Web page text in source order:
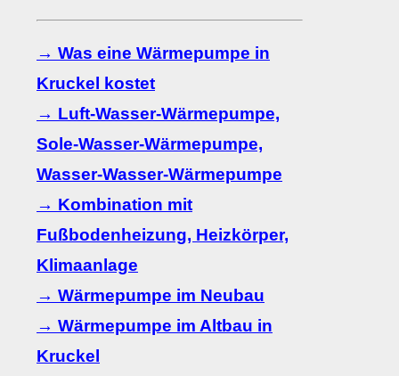
→ Was eine Wärmepumpe in
Kruckel kostet
→ Luft-Wasser-Wärmepumpe,
Sole-Wasser-Wärmepumpe,
Wasser-Wasser-Wärmepumpe
→ Kombination mit
Fußbodenheizung, Heizkörper,
Klimaanlage
→ Wärmepumpe im Neubau
→ Wärmepumpe im Altbau in
Kruckel